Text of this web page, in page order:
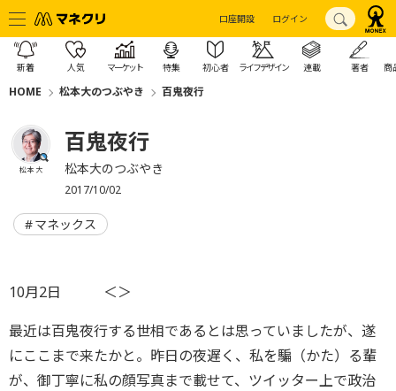
口座開設 ログイン
新着 人気 マーケット 特集 初心者 ライフデザイン 連載 著者 商
HOME 松本大のつぶやき 百鬼夜行
松本 大
百鬼夜行
松本大のつぶやき
2017/10/02
マネックス
10月2日 ＜＞
最近は百鬼夜行する世相であるとは思っていましたが、遂
にここまで来たかと。昨日の夜遅く、私を騙（かた）る輩
が、御丁寧に私の顔写真まで載せて、ツイッター上で政治